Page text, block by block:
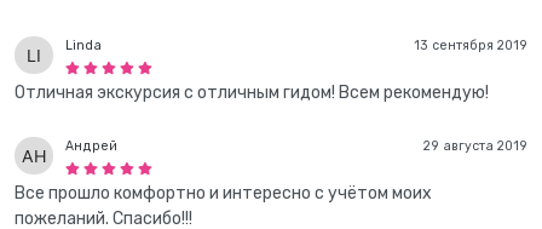
13 сентября 2019
Linda
Отличная экскурсия с отличным гидом! Всем рекомендую!
29 августа 2019
Андрей
Все прошло комфортно и интересно с учётом моих
пожеланий. Спасибо!!!